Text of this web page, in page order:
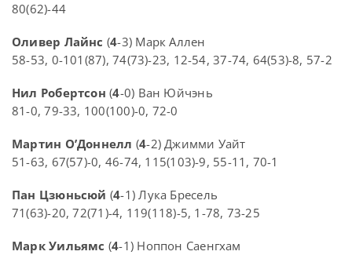
80(62)-44
Оливер Лайнс (4-3) Марк Аллен
58-53, 0-101(87), 74(73)-23, 12-54, 37-74, 64(53)-8, 57-2
Нил Робертсон (4-0) Ван Юйчэнь
81-0, 79-33, 100(100)-0, 72-0
Мартин О’Доннелл (4-2) Джимми Уайт
51-63, 67(57)-0, 46-74, 115(103)-9, 55-11, 70-1
Пан Цзюньсюй (4-1) Лука Бресель
71(63)-20, 72(71)-4, 119(118)-5, 1-78, 73-25
Марк Уильямс (4-1) Ноппон Саенгхам